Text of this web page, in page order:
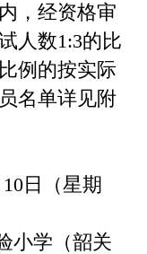
，经资格审
人数1:3的比
例的按实际
名单详见附
日（星期
学（韶关